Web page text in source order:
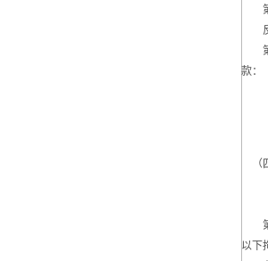
第
反
第
款：
（
（
（
（
（
（
第
以下